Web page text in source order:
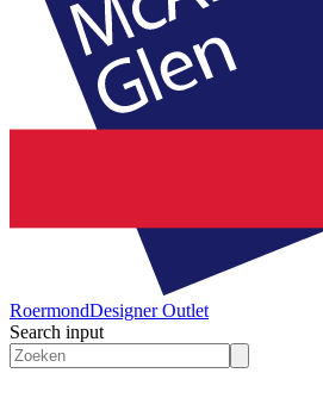
RoermondDesigner Outlet
Search input